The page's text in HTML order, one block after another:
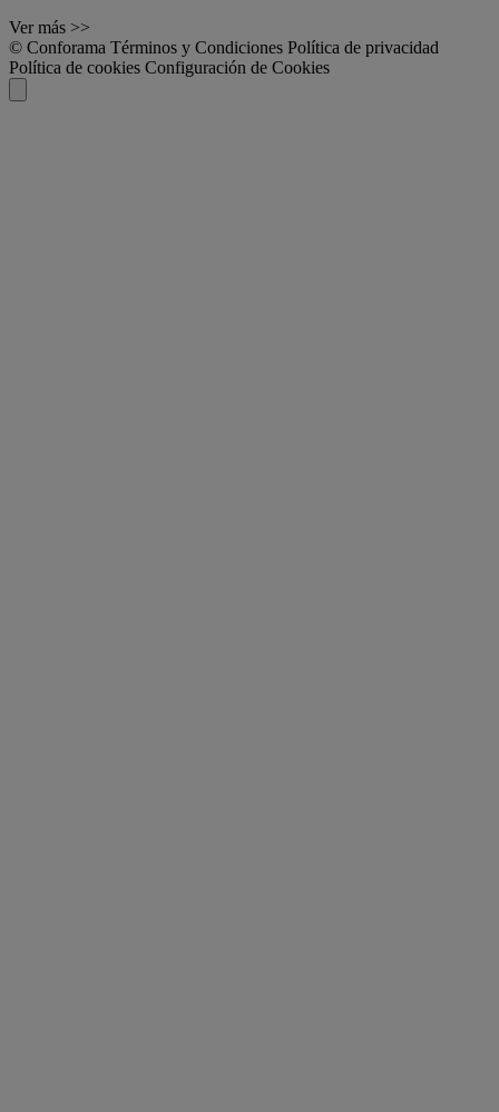
Ver más >>
© Conforama Términos y Condiciones Política de privacidad
Política de cookies Configuración de Cookies